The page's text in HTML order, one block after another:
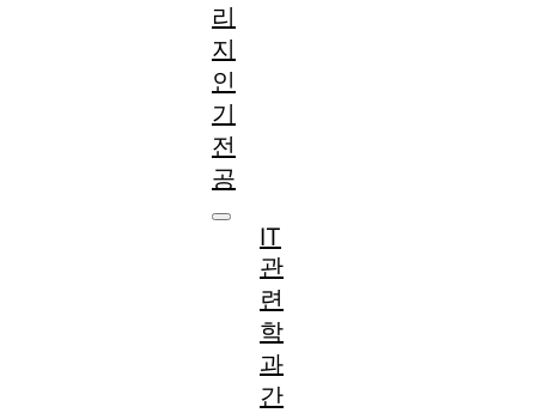
리
지
인
기
전
공
IT
관
련
학
과
간